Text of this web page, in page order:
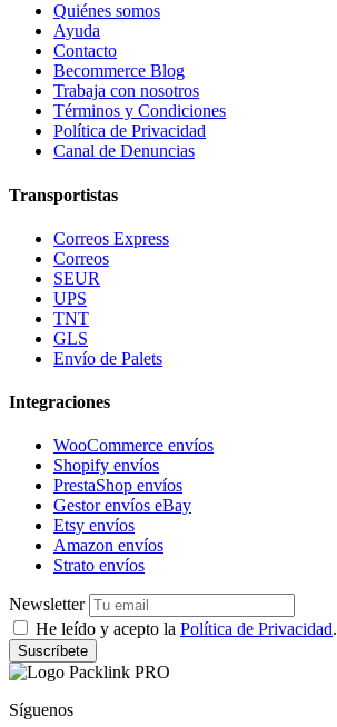
Quiénes somos
Ayuda
Contacto
Becommerce Blog
Trabaja con nosotros
Términos y Condiciones
Política de Privacidad
Canal de Denuncias
Transportistas
Correos Express
Correos
SEUR
UPS
TNT
GLS
Envío de Palets
Integraciones
WooCommerce envíos
Shopify envíos
PrestaShop envíos
Gestor envíos eBay
Etsy envíos
Amazon envíos
Strato envíos
Newsletter
He leído y acepto la Política de Privacidad.
Suscríbete
Síguenos